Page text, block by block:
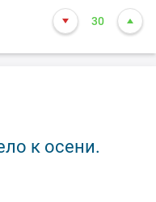
30
к осени.